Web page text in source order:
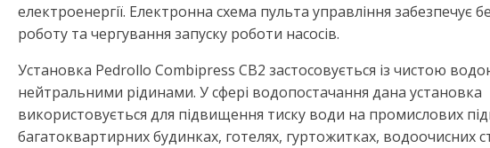
електроенергії. Електронна схема пульта управління забезпечує
роботу та чергування запуску роботи насосів.
Установка Pedrollo Combipress CB2 застосовується із чистою
нейтральними рідинами. У сфері водопостачання дана установка
використовується для підвищення тиску води на промислових
багатоквартирних будинках, готелях, гуртожитках, водоочисних